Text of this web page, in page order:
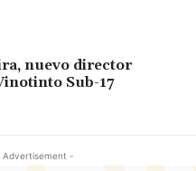
nuevo director
Sub-17
Advertisement -